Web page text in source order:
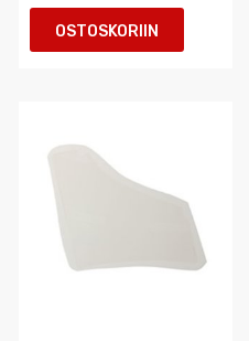
OSTOSKORIIN